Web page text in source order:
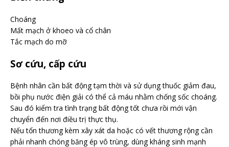
Choáng
Mất mạch ở khoeo và cổ chân
Tắc mạch do mỡ
Sơ cứu, cấp cứu
Bệnh nhân cần bất động tạm thời và sử dụng thuốc giảm đau,
bồi phụ nước điện giải có thể cả máu nhằm chống sốc choáng.
Sau đó kiểm tra tình trạng bất động tốt chưa rồi mới vận
chuyển đến nơi điều trị thực thụ.
Nếu tổn thương kèm xây xát da hoặc có vết thương rộng cần
phải nhanh chóng băng ép vô trùng, dùng kháng sinh mạnh